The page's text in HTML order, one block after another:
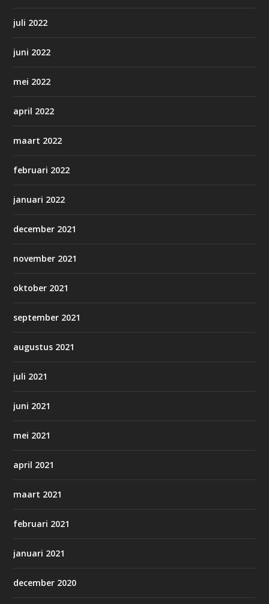
juli 2022
juni 2022
mei 2022
april 2022
maart 2022
februari 2022
januari 2022
december 2021
november 2021
oktober 2021
september 2021
augustus 2021
juli 2021
juni 2021
mei 2021
april 2021
maart 2021
februari 2021
januari 2021
december 2020